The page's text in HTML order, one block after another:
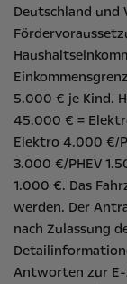
Deutschland und
5.000 € je Kind.
45.000 € =
Elektro 4.000 €/
3.000 €/PHEV
1.000 €. Das
werden. Der
nach Zulassung
Antworten zur